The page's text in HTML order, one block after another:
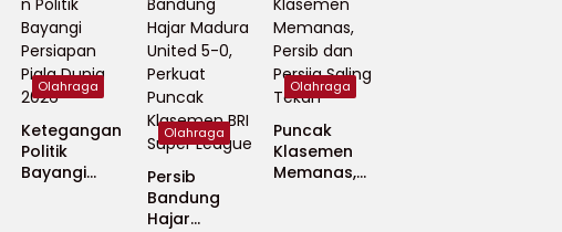
Olahraga
Ketegangan
Politik
Bayangi
Olahraga
Persib
Bandung
Hajar
Olahraga
Puncak
Klasemen
Memanas,